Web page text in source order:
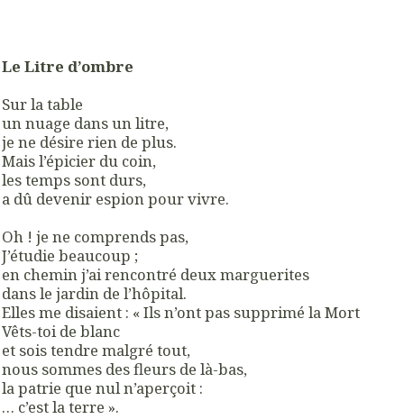
Le Litre d’ombre
Sur la table
un nuage dans un litre,
je ne désire rien de plus.
Mais l’épicier du coin,
les temps sont durs,
a dû devenir espion pour vivre.
Oh ! je ne comprends pas,
J’étudie beaucoup ;
en chemin j’ai rencontré deux marguerites
dans le jardin de l’hôpital.
Elles me disaient : « Ils n’ont pas supprimé la Mort
Vêts-toi de blanc
et sois tendre malgré tout,
nous sommes des fleurs de là-bas,
la patrie que nul n’aperçoit :
… c’est la terre ».